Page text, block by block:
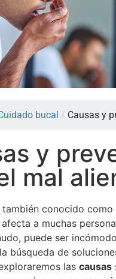
bucal / Causas y
y
mal
también conocido como
a muchas
puede ser
búsqueda de
las causas